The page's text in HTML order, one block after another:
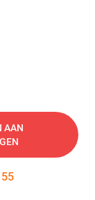
AAN
54